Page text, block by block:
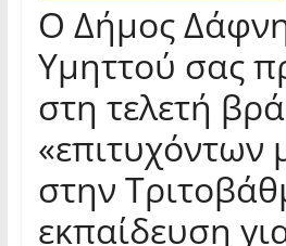
Ο Δήμος
Υμηττού σας
στη τελετή
«επιτυχόντων
στην
εκπαίδευση